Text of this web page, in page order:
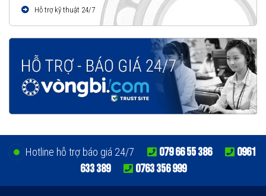
Hỗ trợ kỹ thuật 24/7
Hotline hỗ trợ báo giá 24/7 079 66 55 386
0961
633 389
0763 356 999